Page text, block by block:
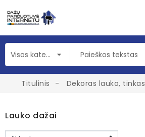
Titulinis Dekoras lauko, tinkas
Lauko dažai